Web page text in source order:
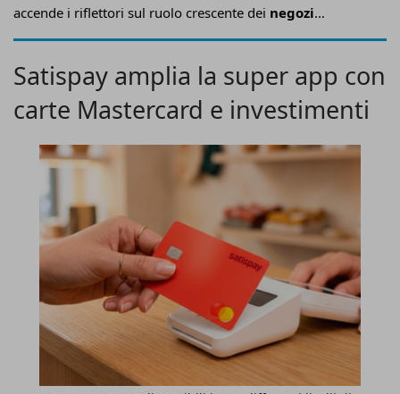
accende i riflettori sul ruolo crescente dei negozi
automatici H24nel garantire accesso a prodotti e servizi
dallo studio legale Adr dalla quale emerge che l’ 81% delle
ordinanze comunali restrittive adottate tra il 2020 e il
annullato dai Tar
Satispay amplia la super app con
carte Mastercard e investimenti